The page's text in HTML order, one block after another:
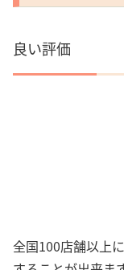
良い評価
全国100店舗以上